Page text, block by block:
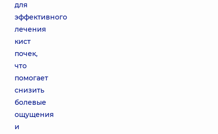
для
эффективного
лечения
кист
почек,
что
помогает
снизить
болевые
ощущения
и